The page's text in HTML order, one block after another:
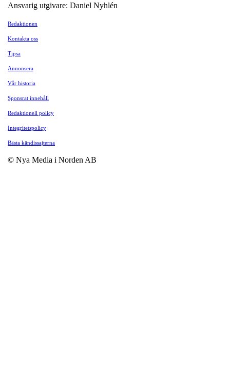
Ansvarig utgivare: Daniel Nyhlén
Redaktionen
Kontakta oss
Tipsa
Annonsera
Vår historia
Sponsrat innehåll
Redaktionell policy
Integritetspolicy
Bästa kändissajterna
© Nya Media i Norden AB